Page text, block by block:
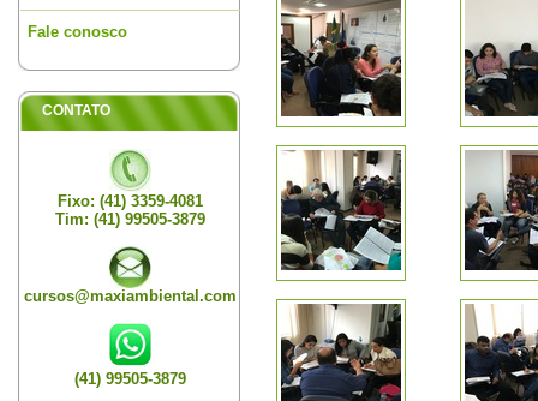
Fale conosco
CONTATO
Fixo: (41) 3359-4081
Tim: (41) 99505-3879
cursos@maxiambiental.com
(41) 99505-3879